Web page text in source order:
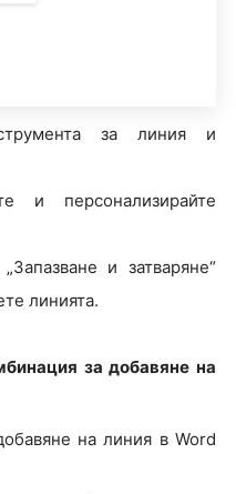
за линия и
и персонализирайте
и затваряне“
линията.
за добавяне на
на линия в Word